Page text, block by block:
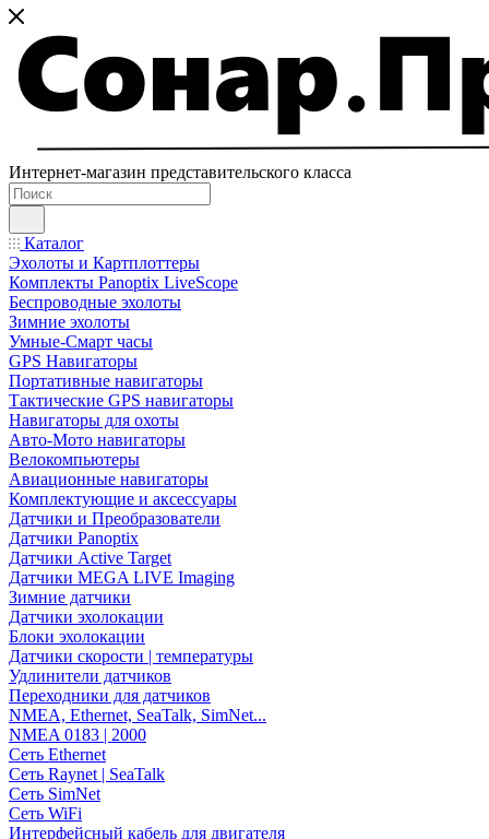
Интернет-магазин представительского класса
Каталог
Эхолоты и Картплоттеры
Комплекты Panoptix LiveScope
Беспроводные эхолоты
Зимние эхолоты
Умные-Смарт часы
GPS Навигаторы
Портативные навигаторы
Тактические GPS навигаторы
Навигаторы для охоты
Авто-Мото навигаторы
Велокомпьютеры
Авиационные навигаторы
Комплектующие и аксессуары
Датчики и Преобразователи
Датчики Panoptix
Датчики Active Target
Датчики MEGA LIVE Imaging
Зимние датчики
Датчики эхолокации
Блоки эхолокации
Датчики скорости | температуры
Удлинители датчиков
Переходники для датчиков
NMEA, Ethernet, SeaTalk, SimNet...
NMEA 0183 | 2000
Сеть Ethernet
Сеть Raynet | SeaTalk
Сеть SimNet
Сеть WiFi
Интерфейсный кабель для двигателя